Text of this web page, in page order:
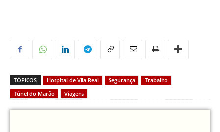
TÓPICOS Hospital de Vila Real Segurança
Trabalho
Túnel do Marão
Viagens